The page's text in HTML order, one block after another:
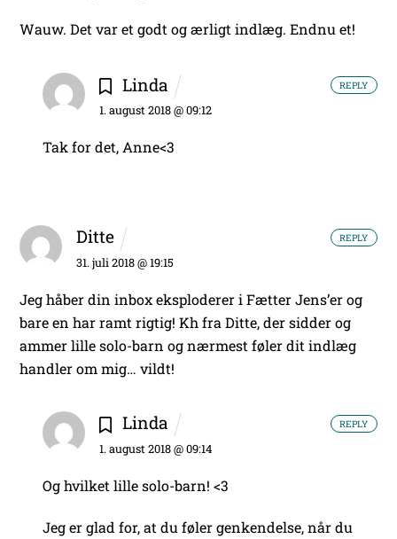
Wauw. Det var et godt og ærligt indlæg. Endnu et!
Linda
1. august 2018 @ 09:12
Tak for det, Anne<3
REPLY
Ditte
31. juli 2018 @ 19:15
Jeg håber din inbox eksploderer i Fætter Jens’er og
bare en har ramt rigtig! Kh fra Ditte, der sidder og
ammer lille solo-barn og nærmest føler dit indlæg
handler om mig… vildt!
REPLY
Linda
1. august 2018 @ 09:14
Og hvilket lille solo-barn! <3
Jeg er glad for, at du føler genkendelse, når du
REPLY